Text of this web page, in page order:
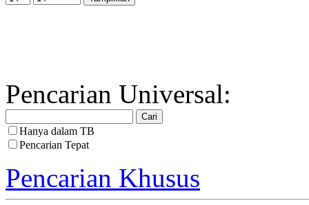
Pencarian Universal:
Hanya dalam TB
Pencarian Tepat
Pencarian Khusus